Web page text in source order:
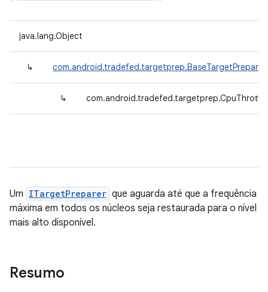
java.lang.Object
↳ com.android.tradefed.targetprep.BaseTargetPreparer
↳
Um ITargetPreparer que aguarda até que a frequência
máxima em todos os núcleos seja restaurada para o nível
mais alto disponível.
Resumo